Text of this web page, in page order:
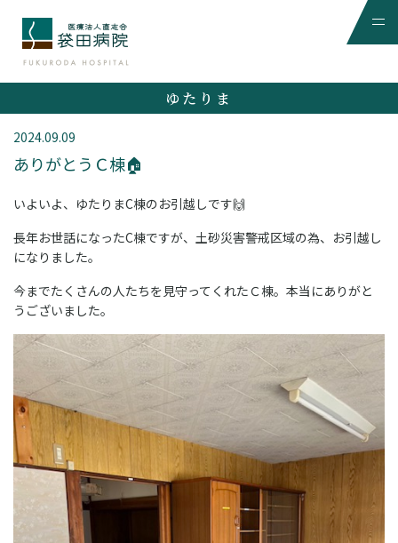
ゆたりま
2024.09.09
ありがとうＣ棟🏠
いよいよ、ゆたりまC棟のお引越しです🙌
長年お世話になったC棟ですが、土砂災害警戒区域の為、お引越し
になりました。
今までたくさんの人たちを見守ってくれたＣ棟。本当にありがと
うございました。